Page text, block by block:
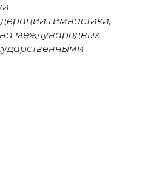
гимнастики,
на международных